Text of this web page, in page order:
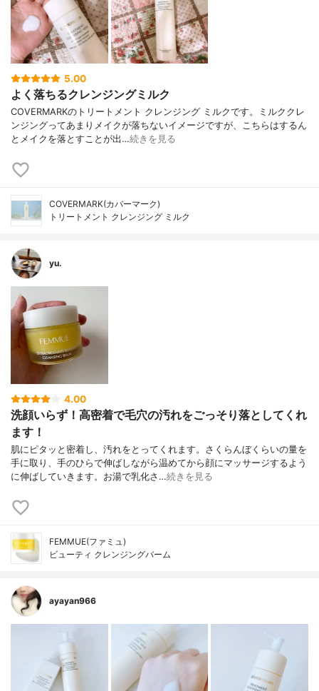
5.00
よく落ちるクレンジングミルク
COVERMARKのトリートメント クレンジング ミルクです。ミルククレ
ンジングってあまりメイクが落ちないイメージですが、こちらはするん
とメイクを落とすことが出…続きを見る
COVERMARK(カバーマーク)
トリートメント クレンジング ミルク
yu.
4.00
洗顔いらず！高密着で毛穴の汚れをごっそり落としてくれ
ます！
肌にピタッと密着し、汚れをとってくれます。さくらんぼくらいの量を
手に取り、手のひらで伸ばしながら温めてから顔にマッサージするよう
に伸ばしていきます。お湯で乳化さ…続きを見る
FEMMUE(ファミュ)
ビューティ クレンジングバーム
ayayan966